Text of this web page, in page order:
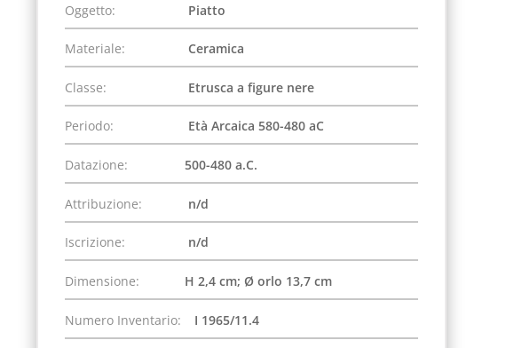
Oggetto: Piatto
Materiale: Ceramica
Classe: Etrusca a figure nere
Periodo: Età Arcaica 580-480 aC
Datazione: 500-480 a.C.
Attribuzione: n/d
Iscrizione: n/d
Dimensione: H 2,4 cm; Ø orlo 13,7 cm
Numero Inventario: I 1965/11.4